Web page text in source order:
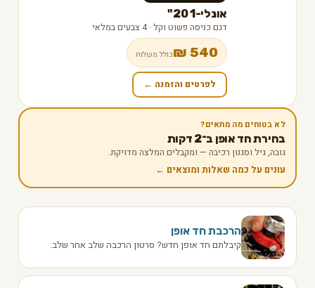
אונלי-1 20"
דגם כניסה פשוט וקל · 4 צבעים במלאי
540 ₪ כולל משלוח
לפרטים והזמנה ←
לא בטוחים מה מתאים?
בחירת חד אופן ב־2 דקות
גובה, גיל וסגנון רכיבה — ומקבלים המלצה מדויקת.
עונים על כמה שאלות ומוצאים ←
הרכבת חד אופן
קיבלתם חד אופן חדש? סרטון הרכבה שלב אחר שלב.